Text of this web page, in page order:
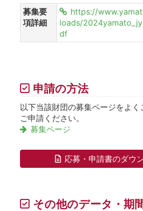
募集要
項詳細
https://
loads/
df
申請の方法
以下当該財団の募集ページをよく
ご申請ください。
募集ページ
応募・申請書のダウ
その他のデータ・期